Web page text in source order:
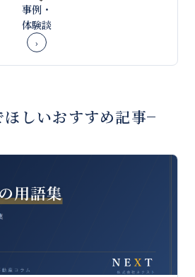
事例・
体験談
›
ほしいおすすめ記事